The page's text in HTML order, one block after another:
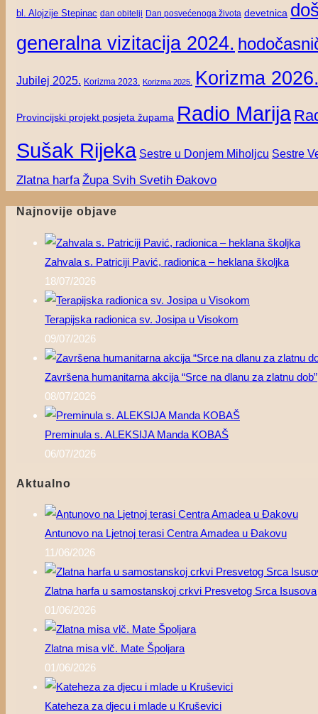
bl. Alojzije Stepinac dan obitelji Dan posvećenoga života devetnica
generalna vizitacija 2024.
Jubilej 2025. Korizma 2023. Korizma 2025. Korizma
Provincijski projekt posjeta župama Radio Marija
Sušak Rijeka Sestre u Donjem Miholjcu Sestre
Zlatna harfa Župa Svih Svetih Đakovo
Najnovije objave
Zahvala s. Patriciji Pavić, radionica – heklana školjka
18/07/2026
Terapijska radionica sv. Josipa u Visokom
09/07/2026
Završena humanitarna akcija “Srce na dlanu za zlatnu dob”
08/07/2026
Preminula s. ALEKSIJA Manda KOBAŠ
06/07/2026
Aktualno
Antunovo na Ljetnoj terasi Centra Amadea u Đakovu
11/06/2026
Zlatna harfa u samostanskoj crkvi Presvetog Srca Isusova
01/06/2026
Zlatna misa vlč. Mate Špoljara
01/06/2026
Kateheza za djecu i mlade u Kruševici